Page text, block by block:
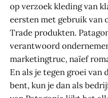
op verzoek kleding van
eersten met gebruik van
Trade produkten.
verantwoord
marketingtruc, naïef
En als je tegen groei van
bent, kun je dan als